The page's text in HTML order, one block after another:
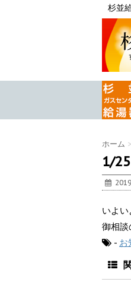
杉並
ホーム >
1/25
いよ
御相談
- お